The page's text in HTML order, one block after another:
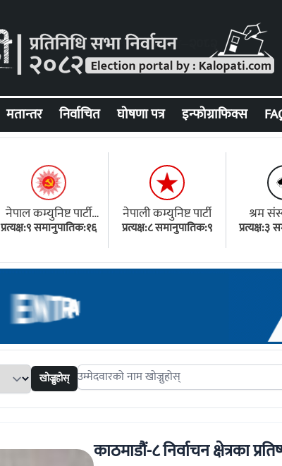
मतान्तर निर्वाचित घोषणा पत्र इन्फोग्राफिक्स
नेपाल कम्युनिष्ट पार्टी
(एमाले)
प्रत्यक्ष:९ समानुपातिक:१६
नेपाली कम्युनिष्ट पार्टी
प्रत्यक्ष:८ समानुपातिक:९
श्रम
प्रत्यक्ष:३
खोज्नुहोस् Search candidates
काठमाडौं-८ निर्वाचन क्षेत्रका